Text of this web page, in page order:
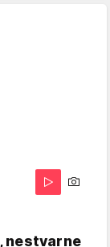
nestvarne